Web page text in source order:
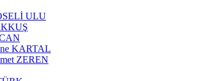
ULU
KARTAL
ZEREN